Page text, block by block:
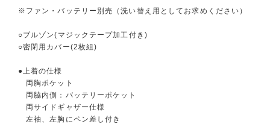
※ファン・バッテリー別売（洗い替え用としてお求めください）
○ブルゾン(マジックテープ加工付き)
○密閉用カバー(2枚組)
●上着の仕様
両胸ポケット
両脇内側：バッテリーポケット
両サイドギャザー仕様
左袖、左胸にペン差し付き